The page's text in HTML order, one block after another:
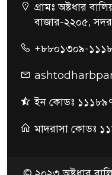
গ্রামঃ অষ্টধার
বাজার-২২০৫,
+৮৮০১৩০৯-
ইন কোডঃ
মাদরাসা কোডঃ